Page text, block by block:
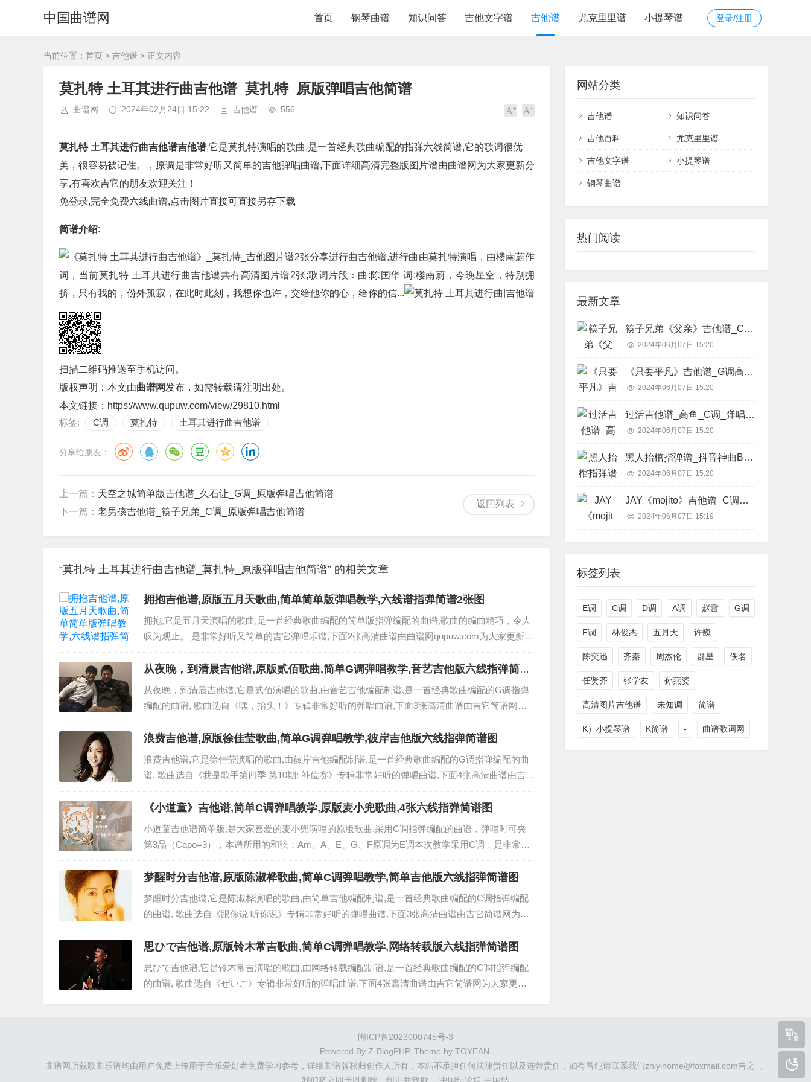
中国曲谱网 登录/注册
首页 钢琴曲谱 知识问答 吉他文字谱 吉他谱 尤克里里谱 小提琴谱
当前位置： 首页 > 吉他谱 > 正文内容
莫扎特 土耳其进行曲吉他谱_莫扎特_原版弹唱吉他简谱
曲谱网 2024年02月24日 15:22 吉他谱 556
莫扎特 土耳其进行曲吉他谱吉他谱,它是莫扎特演唱的歌曲,是一首经典歌曲编配的指弹六线简谱,它的歌词很优
美，很容易被记住。，原调是非常好听又简单的吉他弹唱曲谱,下面详细高清完整版图片谱由曲谱网为大家更新分
享,有喜欢吉它的朋友欢迎关注！
免登录,完全免费六线曲谱,点击图片直接可直接另存下载
简谱介绍:
分享进行曲吉他谱,进行曲由莫扎特演唱，由楼南蔚作
词，当前莫扎特 土耳其进行曲吉他谱共有高清图片谱2张;歌词片段：曲:陈国华 词:楼南蔚，今晚星空，特别拥
挤，只有我的，份外孤寂，在此时此刻，我想你也许，交给他你的心，给你的信...
扫描二维码推送至手机访问。
版权声明：本文由曲谱网 发布，如需转载请注明出处。
本文链接： https://www.qupuw.com/view/29810.html
标签:
C调 莫扎特 土耳其进行曲吉他谱
分享给朋友：
返回列表
上一篇： 天空之城简单版吉他谱_久石让_G调_原版弹唱吉他简谱
下一篇： 老男孩吉他谱_筷子兄弟_C调_原版弹唱吉他简谱
“莫扎特 土耳其进行曲吉他谱_莫扎特_原版弹唱吉他简谱” 的相关文章
拥抱吉他谱,原版五月天歌曲,简单简单版弹唱教学,六线谱指弹简谱2张图
拥抱,它是五月天演唱的歌曲,是一首经典歌曲编配的简单版指弹编配的曲谱,歌曲的编曲精巧，令人
叹为观止。 是非常好听又简单的吉它弹唱乐谱,下面2张高清曲谱由曲谱网qupuw.com为大家更新分
享,有喜欢吉它的朋友欢迎关注！ 免登录,完全免费六线曲谱,点击图片直接可直接另存下载...
从夜晚，到清晨吉他谱,原版贰佰歌曲,简单G调弹唱教学,音艺吉他版六线指弹简谱
图
从夜晚，到清晨吉他谱,它是贰佰演唱的歌曲,由音艺吉他编配制谱,是一首经典歌曲编配的G调指弹
编配的曲谱, 歌曲选自《嘿，抬头！》专辑非常好听的弹唱曲谱,下面3张高清曲谱由吉它简谱网为
大家更新分享,有喜欢吉它的朋友欢迎关注！ 视频教程 免登录,完全免费六线曲谱,点击图片直接可
直接另存下载...
浪费吉他谱,原版徐佳莹歌曲,简单G调弹唱教学,彼岸吉他版六线指弹简谱图
浪费吉他谱,它是徐佳莹演唱的歌曲,由彼岸吉他编配制谱,是一首经典歌曲编配的G调指弹编配的曲
谱, 歌曲选自《我是歌手第四季 第10期: 补位赛》专辑非常好听的弹唱曲谱,下面4张高清曲谱由吉它
简谱网为大家更新分享,有喜欢吉它的朋友欢迎关注！ 视频教程 免登录,完全免费六线曲谱,点击图
片直接可直...
《小道童》吉他谱,简单C调弹唱教学,原版麦小兜歌曲,4张六线指弹简谱图
小道童吉他谱简单版,是大家喜爱的麦小兜演唱的原版歌曲,采用C调指弹编配的曲谱，弹唱时可夹
第3品（Capo=3），本谱所用的和弦：Am、A、E、G、F原调为E调本次教学采用C调，是非常优
美好听的歌曲。 以下4张完整高清txt曲谱图片由吴京吉它谱为大家免费分享。...
梦醒时分吉他谱,原版陈淑桦歌曲,简单C调弹唱教学,简单吉他版六线指弹简谱图
梦醒时分吉他谱,它是陈淑桦演唱的歌曲,由简单吉他编配制谱,是一首经典歌曲编配的C调指弹编配
的曲谱, 歌曲选自《跟你说 听你说》专辑非常好听的弹唱曲谱,下面3张高清曲谱由吉它简谱网为大
家更新分享,有喜欢吉它的朋友欢迎关注！ 视频教程 免登录,完全免费六线曲谱,点击图片直接可直
接另存下载...
思ひで吉他谱,原版铃木常吉歌曲,简单C调弹唱教学,网络转载版六线指弹简谱图
思ひで吉他谱,它是铃木常吉演唱的歌曲,由网络转载编配制谱,是一首经典歌曲编配的C调指弹编配
的曲谱, 歌曲选自《ぜいご》专辑非常好听的弹唱曲谱,下面4张高清曲谱由吉它简谱网为大家更新
网站分类
吉他谱 知识问答
吉他百科 尤克里里谱
吉他文字谱 小提琴谱
钢琴曲谱
热门阅读
最新文章
筷子兄弟《父亲》吉他谱_C调精华版_吉他教学视频简谱歌词
2024年06月07日 15:20
《只要平凡》吉他谱_G调高清弹唱六线谱_张碧晨,张杰简谱歌词
2024年06月07日 15:20
过活吉他谱_高鱼_C调_弹唱六线谱简谱歌词
2024年06月07日 15:20
黑人抬棺指弹谱_抖音神曲BGM_原版弹唱吉他独奏谱简谱歌词
2024年06月07日 15:20
JAY《mojito》吉他谱_C调弹唱六线谱_拍弦高清图片谱_周杰伦简谱歌词
2024年06月07日 15:19
标签列表
E调 C调 D调 A调 赵雷 G调
F调 林俊杰 五月天 许巍
陈奕迅 齐秦 周杰伦 群星 佚名
任贤齐 张学友 孙燕姿
高清图片吉他谱 未知调 简谱
K）小提琴谱 K简谱 - 曲谱歌词网
闽ICP备2023000745号-3
Powered By Z-BlogPHP. Theme by TOYEAN
曲谱网所载歌曲乐谱均由用户免费上传用于音乐爱好者免费学习参考，详细曲谱版权归创作人所有，本站不承担任何法律责任以及连带责任，如有冒犯请联系我们zhiyihome@foxmail.com告之 ，